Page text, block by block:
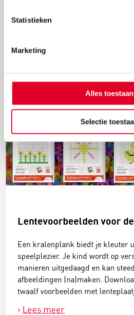
Statistieken
Marketing
Alles toestaan
Selectie
veel verschillende manieren te
uitgekeken raakt. Kijk maar
voor het spel ‘Zeedieren rijgen’.
Lentevoorbeelden voor
Een kralenplank biedt je kleuter
speelplezier. Je kind wordt op
manieren uitgedaagd en kan
afbeeldingen (na)maken.
twaalf voorbeelden met
Lees meer